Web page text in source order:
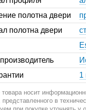
полотна двери
полотна двери
1
носит
в